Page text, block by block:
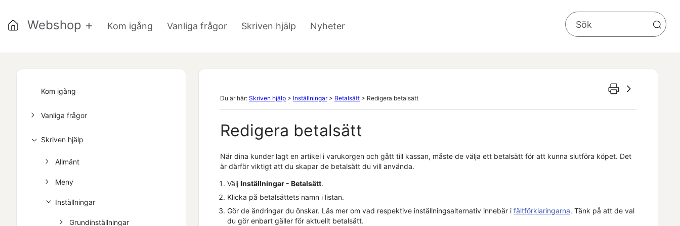
Kom igång Vanliga frågor Skriven hjälp Nyheter
Webshop +
Kom igång
Vanliga frågor
Skriven hjälp
Allmänt
Meny
Inställningar
Grundinställningar
Du är här: Skriven hjälp > Inställningar> Betalsätt > Redigera betalsätt
Redigera betalsätt
När dina kunder lagt en artikel i varukorgen och gått till kassan, måste de välja ett betalsätt för att kunna slutföra köpet. Det
är därför viktigt att du skapar de betalsätt du vill använda.
Välj Inställningar - Betalsätt.
Klicka på betalsättets namn i listan.
Gör de ändringar du önskar. Läs mer om vad respektive inställningsalternativ innebär i fältförklaringarna. Tänk på att de val
du gör enbart gäller för aktuellt betalsätt.